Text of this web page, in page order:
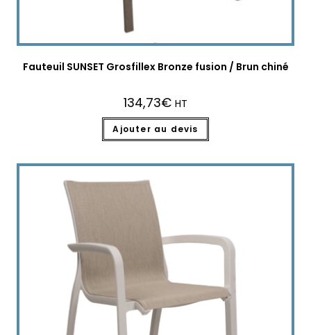
Fauteuil SUNSET Grosfillex Bronze fusion / Brun chiné
134,73€ HT
Ajouter au devis